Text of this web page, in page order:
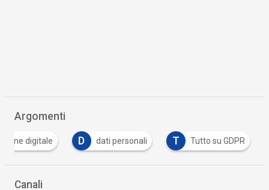
Argomenti
digitale D dati personali T Tutto su GDPR
Canali